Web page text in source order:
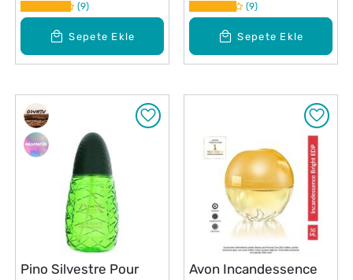
Sepete Ekle
9
Sepete Ekle
9
Pino Silvestre Pour
Avon Incandessence